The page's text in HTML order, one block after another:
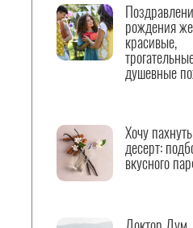
рождения
красивые,
душевные
Хочу
десерт:
вкусного